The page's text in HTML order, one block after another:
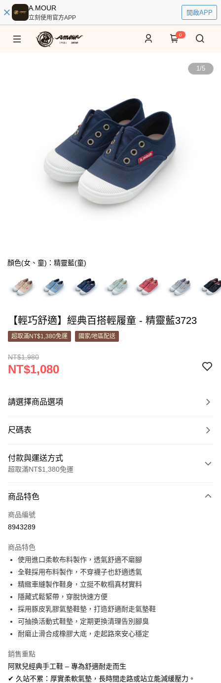
A.MOUR
立刻使用官方APP
開啟APP
0
1/5
顏色(女、童)：精靈藍(童)
【輕巧舒適】經典百搭輕履童 - 精靈藍3723
超取滿NT$1,380免運 國家/地區配送
NT$1,980
NT$1,080
請選擇商品選項
尺碼表
付款與運送方式
超取滿NT$1,380免運
信用卡一次付款
信用卡分期付款
合作金庫商業銀行
華南商業銀行
彰化商業銀行
上海商業儲蓄銀行
台北富邦商業銀行
國泰世華商業銀行
兆豐國際商業銀行
臺灣中小企業銀行
匯豐（台灣）商業銀行
華泰商業銀行
聯邦商業銀行
遠東國際商業銀行
元大商業銀行
永豐商業銀行
玉山商業銀行
星展（台灣）商業銀行
台灣樂天信用卡公司
超商取貨付款
LINE Pay
Apple Pay
街口支付
相關說明
【關於「AFTEE先享後付」】
AFTEE先享後付是「在收到商品之後才付款」的支付方式。 讓您購物簡單
ATM付款
商品特色
商品編號
8943289
商品特色
使用進口柔軟布料製作，透氣舒適不磨腳
全鞋採用布料製作，不穿襪子也舒適透氣
精緻車縫製作鞋身，立挺不軟榻真材實料
隱藏式鬆緊帶，穿脫快速方便
採用豚皮乳膠氣墊鞋墊，打造舒適耐走氣墊鞋
可抽換活動式鞋墊，定期更換清理告別腳臭
耐磨止滑合成橡膠大底，走起路來安心穩定
銷售重點
阿默兒經典手工鞋 – 專為舒適耐走而生
✔ 久站不累：厚實柔軟氣墊，長時間走路或站立能減緩壓力。